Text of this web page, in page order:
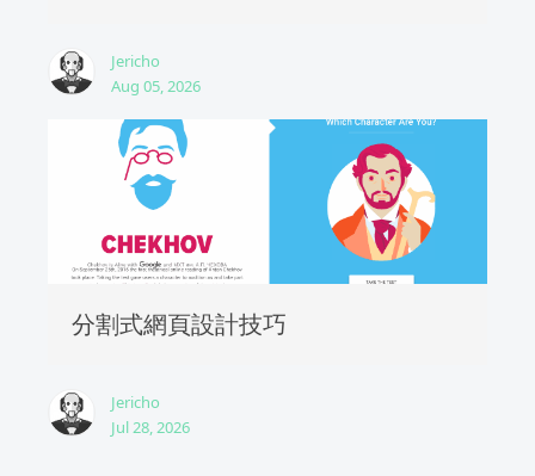
Jericho
Aug 05, 2026
分割式網頁設計技巧
Jericho
Jul 28, 2026